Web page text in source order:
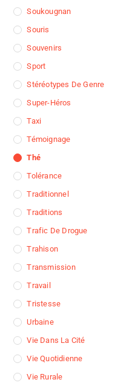
Soukougnan
Souris
Souvenirs
Sport
Stéréotypes De Genre
Super-Héros
Taxi
Témoignage
Thé
Tolérance
Traditionnel
Traditions
Trafic De Drogue
Trahison
Transmission
Travail
Tristesse
Urbaine
Vie Dans La Cité
Vie Quotidienne
Vie Rurale